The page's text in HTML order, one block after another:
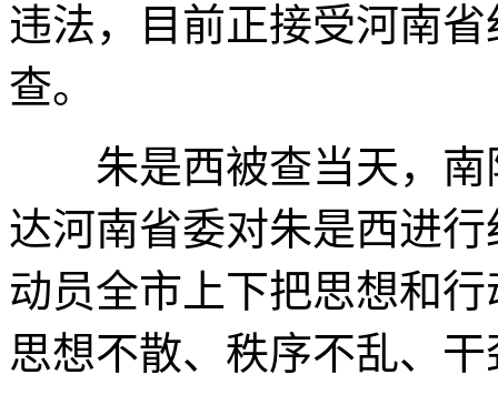
违法，目前正接受河南
查。
朱是西被查当天，南
达河南省委对朱是西进
动员全市上下把思想和
思想不散、秩序不乱、